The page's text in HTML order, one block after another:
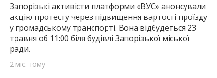
Запорізькі активісти платформи «ВУС» анонсували
акцію протесту через підвищення вартості проїзду
у громадському транспорті. Вона відбудеться 23
травня об 11:00 біля будівлі Запорізької міської
ради.
2 міс. тому